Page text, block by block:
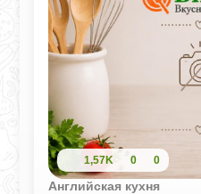
1,57K 0 0
Английская кухня